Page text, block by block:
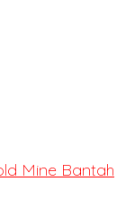
Mine Bantah